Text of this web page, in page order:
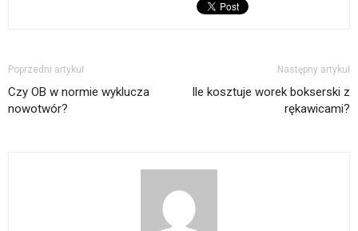
Poprzedni artykuł
Czy OB w normie wyklucza
nowotwór?
Następny artykuł
Ile kosztuje worek bokserski z
rękawicami?